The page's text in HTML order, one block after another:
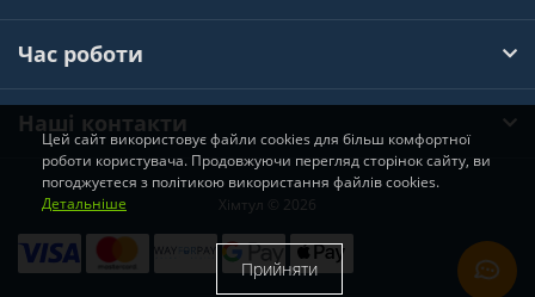
Час роботи
Наші контакти
Хімтул © 2026
Цей сайт використовує файли cookies для більш комфортної
роботи користувача. Продовжуючи перегляд сторінок сайту, ви
погоджуєтеся з політикою використання файлів cookies.
Детальніше
Прийняти